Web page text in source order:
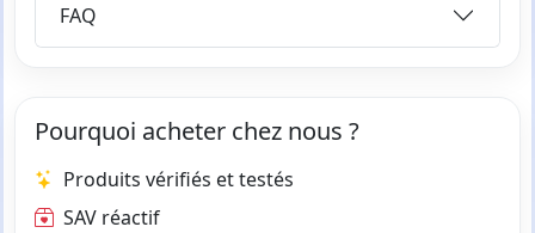
FAQ
Pourquoi acheter chez nous ?
Produits vérifiés et testés
SAV réactif